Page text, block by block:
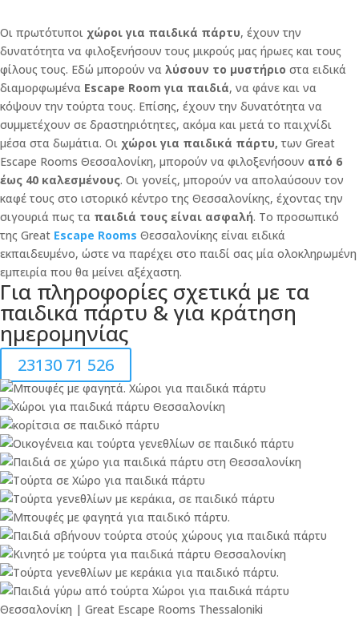
Οι πρωτότυποι χώροι για παιδικά πάρτυ, έχουν την
δυνατότητα να φιλοξενήσουν τους μικρούς μας ήρωες και τους
φίλους τους. Εδώ μπορούν να λύσουν το μυστήριο στα ειδικά
διαμορφωμένα Escape Room για παιδιά, να φάνε και να
κόψουν την τούρτα τους. Επίσης, έχουν την δυνατότητα να
συμμετέχουν σε δραστηριότητες, ακόμα και μετά το παιχνίδι
μέσα στα δωμάτια. Οι χώροι για παιδικά πάρτυ, των Great
Escape Rooms Θεσσαλονίκη, μπορούν να φιλοξενήσουν από 6
έως 40 καλεσμένους. Οι γονείς, μπορούν να απολαύσουν τον
καφέ τους στο ιστορικό κέντρο της Θεσσαλονίκης, έχοντας την
σιγουριά πως τα παιδιά τους είναι ασφαλή. To προσωπικό
της Great Escape Rooms Θεσσαλονίκης είναι ειδικά
εκπαιδευμένο, ώστε να παρέχει στο παιδί σας μία ολοκληρωμένη
εμπειρία που θα μείνει αξέχαστη.
Για πληροφορίες σχετικά με τα
παιδικά πάρτυ & για κράτηση
ημερομηνίας
23130 71 526